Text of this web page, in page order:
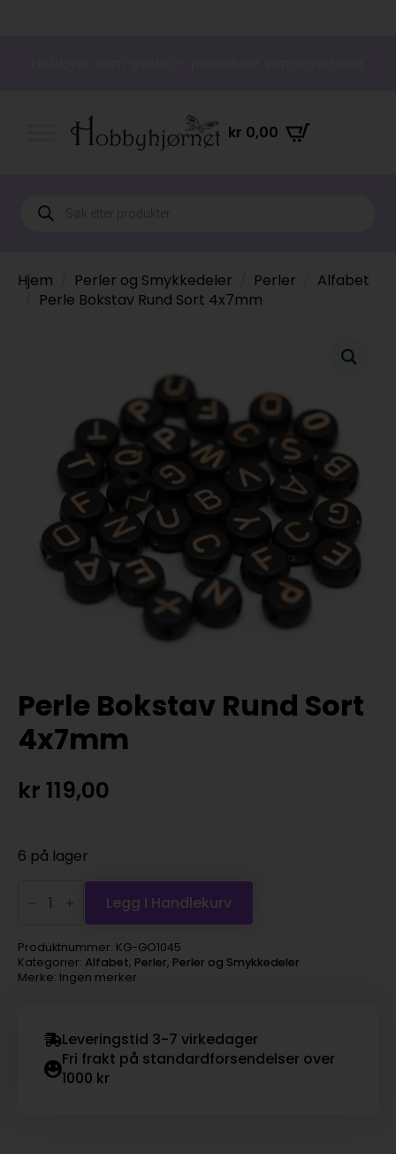
kr 0,00
Products
search
Hjem Perler og Smykkedeler Perler
Alfabet
Perle Bokstav Rund Sort 4x7mm
Perle Bokstav Rund Sort
4x7mm
kr 119,00
6 på lager
Bokstav
Rund
4x7mm
antall
Legg I Handlekurv
Produktnummer: KG-GO1045
Kategorier: Alfabet, Perler, Perler og Smykkedeler
Merke: Ingen merker
Leveringstid 3-7 virkedager
Fri frakt på standardforsendelser over
1000 kr